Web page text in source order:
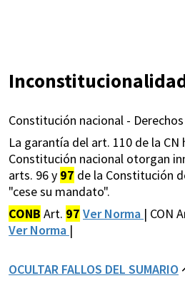
Constitución nacional -
La garantía del art. 110 de la
Constitución nacional otorgan
arts. 96 y 97 de la Constitución
"cese su mandato".
CONB Art. 97 Ver Norma | CON
Ver Norma |
OCULTAR FALLOS DEL SUMARIO